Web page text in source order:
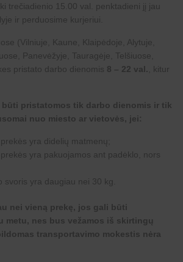
trečiadienio 15.00 val. penktadieni jį jau
ir perduosime kurjeriui.
(Vilniuje, Kaune, Klaipėdoje, Alytuje,
Panevėžyje, Tauragėje, Telšiuose,
pristato darbo dienomis 8 – 22 val. , kitur
būti pristatomos tik darbo dienomis ir tik
nuo miesto ar vietovės, jei:
yra didelių matmenų;
yra pakuojamos ant padėklo, nors
svoris yra daugiau nei 30 kg.
nei vieną prekę, jos gali būti
metu, nes bus vežamos iš skirtingų
transportavimo mokestis nėra